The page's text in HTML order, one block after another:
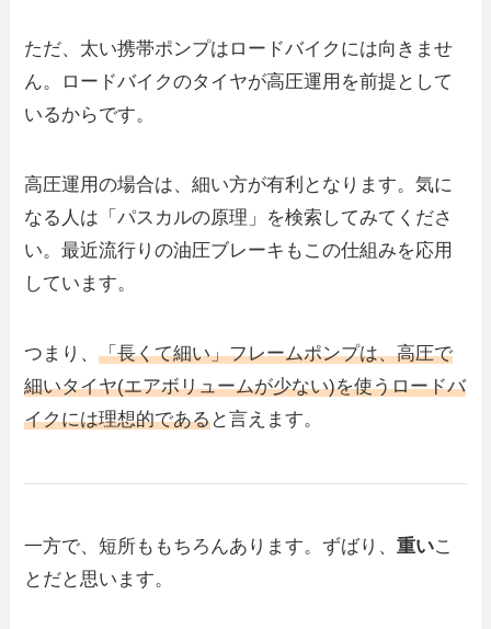
ただ、太い携帯ポンプはロードバイクには向きませ
ん。ロードバイクのタイヤが高圧運用を前提として
いるからです。
高圧運用の場合は、細い方が有利となります。気に
なる人は「パスカルの原理」を検索してみてくださ
い。最近流行りの油圧ブレーキもこの仕組みを応用
しています。
つまり、「長くて細い」フレームポンプは、高圧で
細いタイヤ(エアボリュームが少ない)を使うロードバ
イクには理想的であると言えます。
一方で、短所ももちろんあります。ずばり、重いこ
とだと思います。